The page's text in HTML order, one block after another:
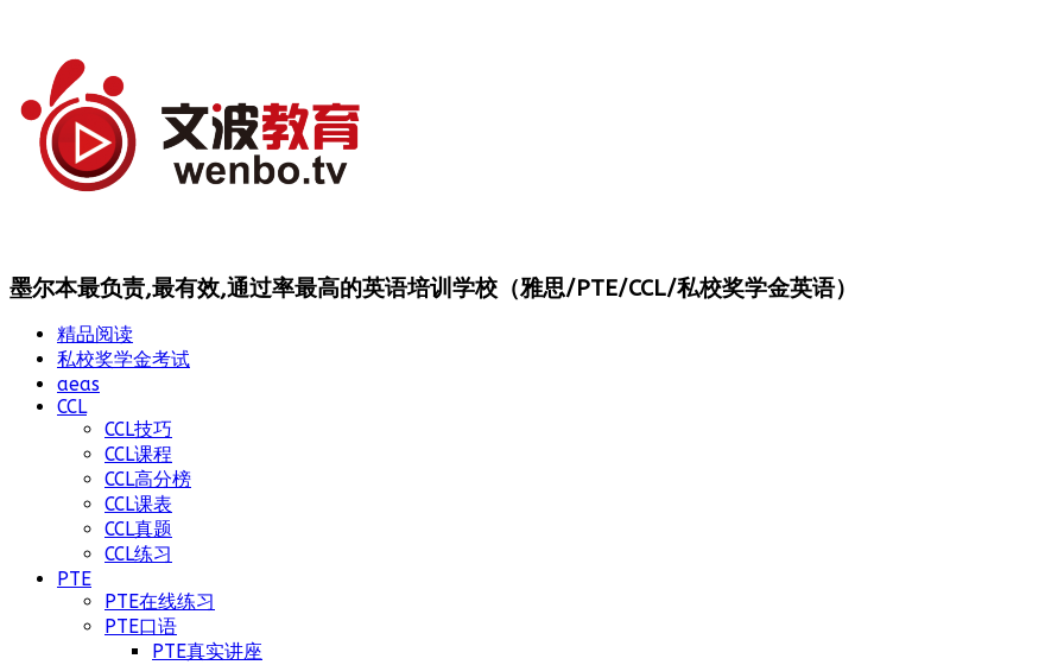
墨尔本最负责,最有效,通过率最高的英语培训学校（雅思/PTE/CCL/私校奖学金英语）
精品阅读
私校奖学金考试
aeas
CCL
CCL技巧
CCL课程
CCL高分榜
CCL课表
CCL真题
CCL练习
PTE
PTE在线练习
PTE口语
PTE真实讲座